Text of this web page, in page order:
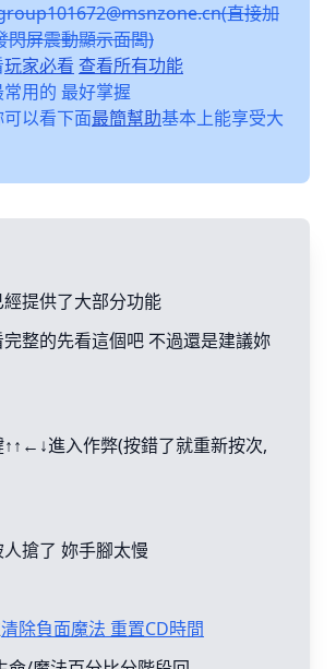
直接加
閃屏震動顯示面闆)
玩家必看 查看所有功能
常用的 最好掌握
以看下面最簡幫助基本上能享受大
提供了大部分功能
整的先看這個吧 不過還是建議妳
進入作弊(按錯了就重新按次,
搶了 妳手腳太慢
清除負面魔法 重置CD時間